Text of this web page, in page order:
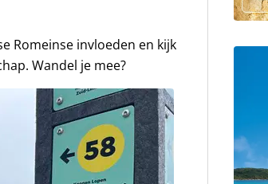
Romeinse invloeden en kijk
Wandel je mee?